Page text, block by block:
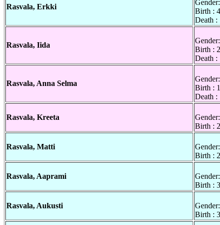
Rasvala, Erkki
Birth :
Death :
Rasvala, Iida
Birth :
Death :
Rasvala, Anna Selma
Birth :
Death :
Rasvala, Kreeta
Birth :
Rasvala, Matti
Birth :
Rasvala, Aaprami
Birth :
Rasvala, Aukusti
Birth :